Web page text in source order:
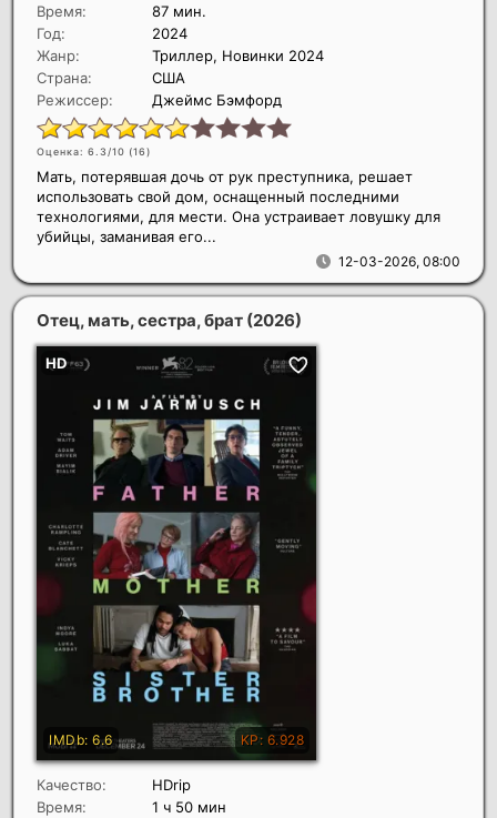
Время:
87 мин.
Год:
2024
Жанр:
Триллер, Новинки 2024
Страна:
США
Режиссер:
Джеймс Бэмфорд
Оценка: 6.3/10 (16)
12-03-2026, 08:00
Мать, потерявшая дочь от рук преступника, решает
использовать свой дом, оснащенный последними
технологиями, для мести. Она устраивает ловушку для
убийцы, заманивая его...
Отец, мать, сестра, брат (2026)
Качество:
HDrip
Время:
1 ч 50 мин